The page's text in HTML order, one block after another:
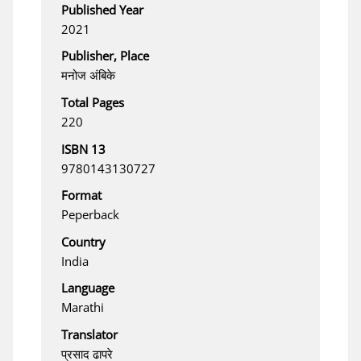
Published Year
2021
Publisher, Place
मनोज अंबिके
Total Pages
220
ISBN 13
9780143130727
Format
Peperback
Country
India
Language
Marathi
Translator
प्रसाद ढापरे